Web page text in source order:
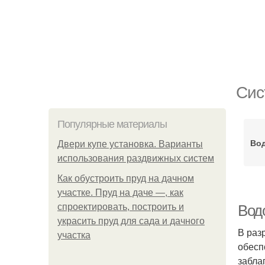
Популярные материалы
Двери купе установка. Варианты
использования раздвижных систем
Как обустроить пруд на дачном
участке. Пруд на даче —, как
спроектировать, построить и
украсить пруд для сада и дачного
участка
В